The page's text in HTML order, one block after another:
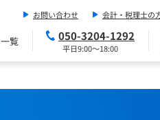
お問い合わせ 会計・税理士の
覧 050-3204-1292
平日9:00～18:00